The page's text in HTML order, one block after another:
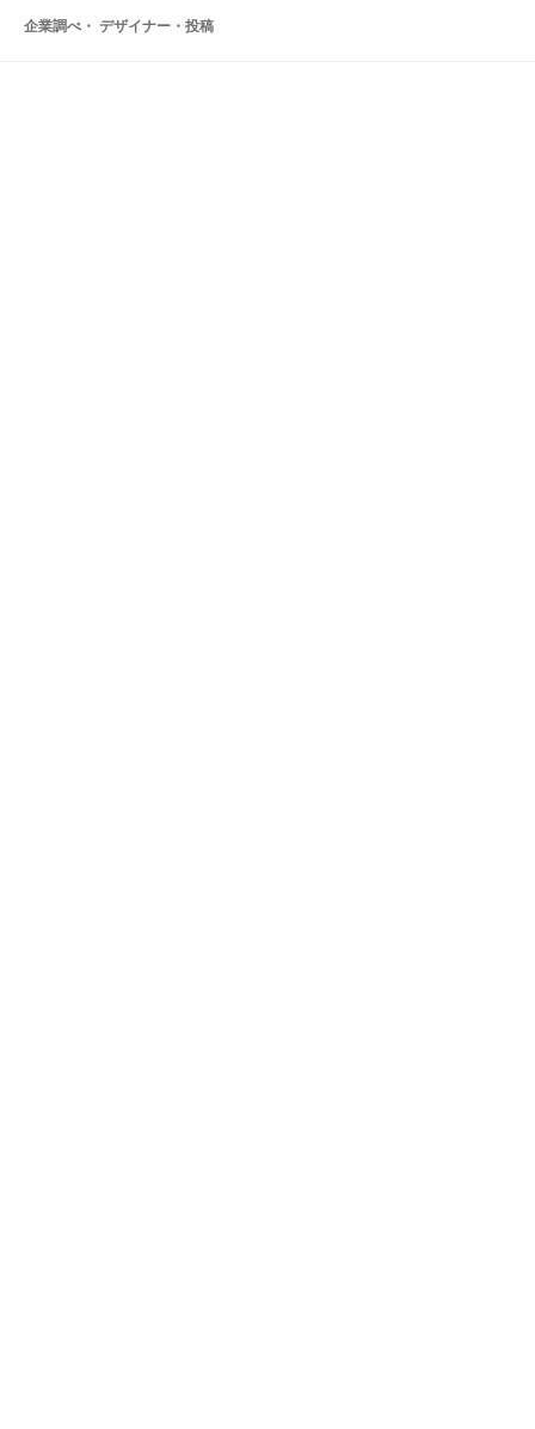
企業調べ・ デザイナー ・投稿